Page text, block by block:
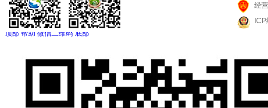
经
顶部 帮助 微信二维码 底部